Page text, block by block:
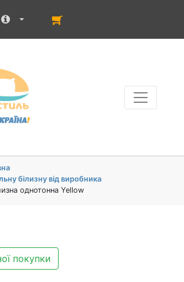
білизну від виробника
однотонна Yellow
покупки